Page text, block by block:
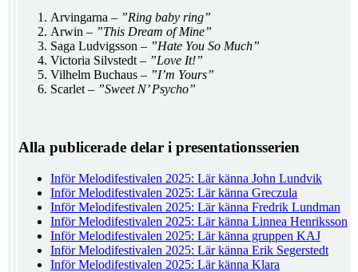
Arvingarna – ”Ring baby ring”
Arwin – ”This Dream of Mine”
Saga Ludvigsson – ”Hate You So Much”
Victoria Silvstedt – ”Love It!”
Vilhelm Buchaus – ”I’m Yours”
Scarlet – ”Sweet N’ Psycho”
Alla publicerade delar i presentationsserien
Inför Melodifestivalen 2025: Lär känna John Lundvik
Inför Melodifestivalen 2025: Lär känna Greczula
Inför Melodifestivalen 2025: Lär känna Fredrik Lundman
Inför Melodifestivalen 2025: Lär känna Linnea Henriksson
Inför Melodifestivalen 2025: Lär känna gruppen KAJ
Inför Melodifestivalen 2025: Lär känna Erik Segerstedt
Inför Melodifestivalen 2025: Lär känna Klara